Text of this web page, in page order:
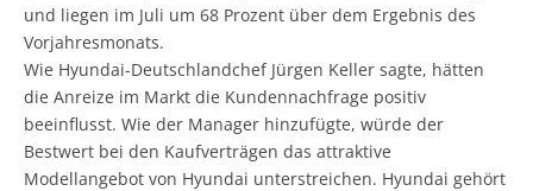
und liegen im Juli um 68 Prozent über dem Ergebnis des
Vorjahresmonats.
Wie Hyundai-Deutschlandchef Jürgen Keller sagte, hätten
die Anreize im Markt die Kundennachfrage positiv
beeinflusst. Wie der Manager hinzufügte, würde der
Bestwert bei den Kaufverträgen das attraktive
Modellangebot von Hyundai unterstreichen. Hyundai gehört